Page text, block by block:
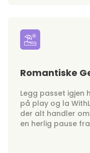
Romantiske
Legg passet igjen
på play og la
der alt handler
en herlig pause